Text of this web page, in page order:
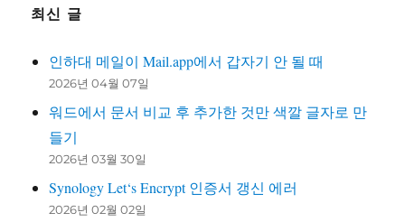
최신 글
인하대 메일이 Mail.app에서 갑자기 안 될 때
2026년 04월 07일
워드에서 문서 비교 후 추가한 것만 색깔 글자로 만
들기
2026년 03월 30일
Synology Let‘s Encrypt 인증서 갱신 에러
2026년 02월 02일